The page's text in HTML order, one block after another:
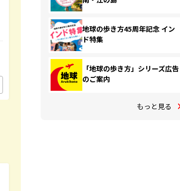
地球の歩き方45周年記念 イン
ド特集
「地球の歩き方」シリーズ広告
のご案内
もっと見る